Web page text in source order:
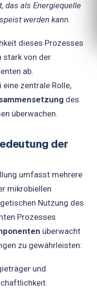
das als Energiequelle
werden kann.
dieses Prozesses
stark von der
ab.
zentrale Rolle,
des
überwachen.
der
umfasst mehrere
mikrobiellen
Nutzung des
Prozesses
überwacht
zu gewährleisten:
und